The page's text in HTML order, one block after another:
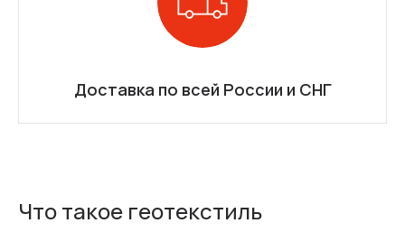
Доставка по всей России и СНГ
Что такое геотекстиль